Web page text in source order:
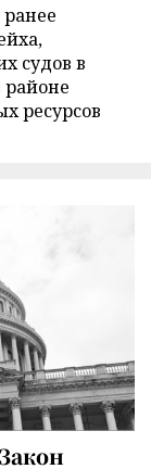
судов в
районе
ресурсов